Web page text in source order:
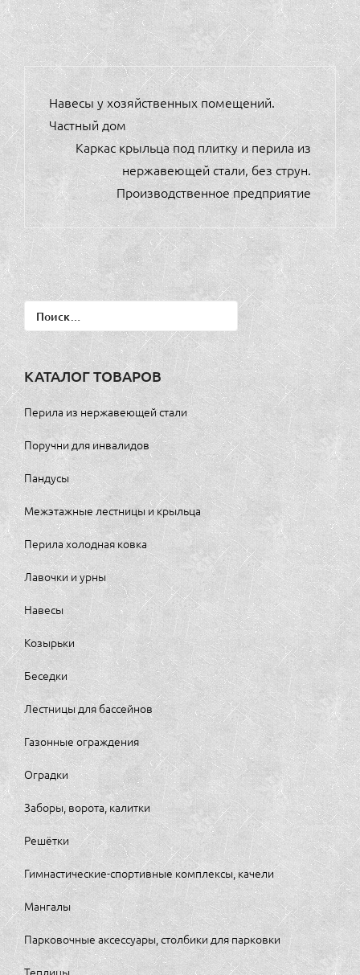
НАВИГАЦИЯ
ПО
ЗАПИСЯМ
Навесы у хозяйственных помещений.
Частный дом
Каркас крыльца под плитку и перила из
нержавеющей стали, без струн.
Производственное предприятие
Найти:
КАТАЛОГ ТОВАРОВ
Перила из нержавеющей стали
Поручни для инвалидов
Пандусы
Межэтажные лестницы и крыльца
Перила холодная ковка
Лавочки и урны
Навесы
Козырьки
Беседки
Лестницы для бассейнов
Газонные ограждения
Оградки
Заборы, ворота, калитки
Решётки
Гимнастические-спортивные комплексы, качели
Мангалы
Парковочные аксессуары, столбики для парковки